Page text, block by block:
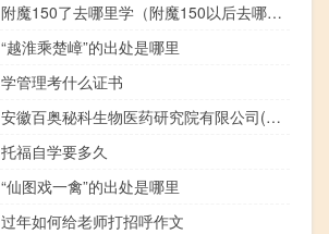
附魔150了去哪里学（附魔150以后去哪学）
“越淮乘楚嶂”的出处是哪里
学管理考什么证书
安徽百奥秘科生物医药研究院有限公司(关于安徽百奥秘科生物医药研究院有限公司简述)
托福自学要多久
“仙图戏一禽”的出处是哪里
过年如何给老师打招呼作文